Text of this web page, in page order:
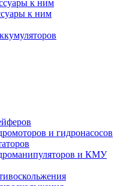
к ним
к ним
и гидронасосов
и КМУ